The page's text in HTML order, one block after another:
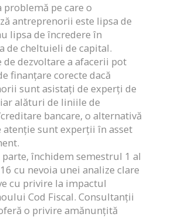
problemă pe care o
antreprenorii este lipsa de
lipsa de încredere în
de cheltuieli de capital.
de dezvoltare a afacerii pot
finanțare corecte dacă
sunt asistați de experți de
alături de liniile de
bancare, o alternativă
atenție sunt experții în asset
parte, închidem semestrul 1 al
cu nevoia unei analize clare
cu privire la impactul
Cod Fiscal. Consultanții
o privire amănunțită